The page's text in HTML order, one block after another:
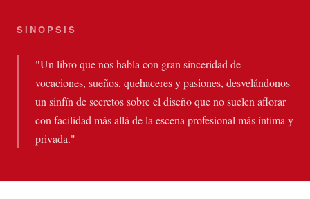
SINOPSIS
"Un libro que nos habla con gran sinceridad de
vocaciones, sueños, quehaceres y pasiones, desvelándonos
un sinfín de secretos sobre el diseño que no suelen aflorar
con facilidad más allá de la escena profesional más íntima y
privada."